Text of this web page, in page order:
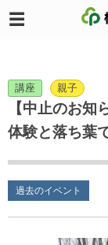
講座 親子
【中止のお
体験と落ち葉
過去のイベント